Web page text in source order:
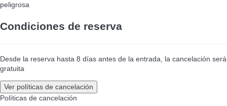
peligrosa
Condiciones de reserva
Desde la reserva hasta 8 días antes de la entrada, la cancelación será
gratuita
Ver políticas de cancelación
Políticas de cancelación